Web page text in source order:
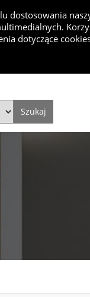
Dodaj
dostosowania
dotyczące